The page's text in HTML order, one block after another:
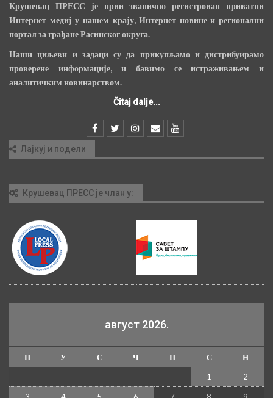
Крушевац ПРЕСС је први званично регистрован приватни
Интернет медиј у нашем крају, Интернет новине и регионални
портал за грађане Расинског округа.
Наши циљеви и задаци су да прикупљамо и дистрибуирамо
проверене информације, и бавимо се истраживањем и
аналитичким новинарством.
Čitaj dalje...
Лајкуј и подели
Крушевац ПРЕСС је члан у:
август 2026.
П У С Ч П С
Н
1
2